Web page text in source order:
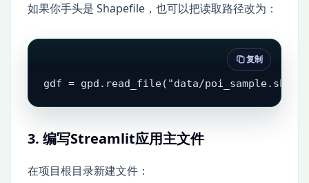
如果你手头是 Shapefile，也可以把读取路径改为：
gdf = gpd.read_file("data/poi_sample.shp")
复制
3. 编写Streamlit应用主文件
在项目根目录新建文件：